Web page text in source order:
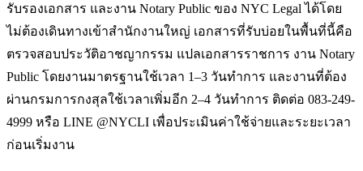
รับรองเอกสาร และงาน Notary Public ของ NYC Legal ได้โดย
ไม่ต้องเดินทางเข้าสำนักงานใหญ่ เอกสารที่รับบ่อยในพื้นที่นี้คือ
ตรวจสอบประวัติอาชญากรรม แปลเอกสารราชการ งาน Notary
Public โดยงานมาตรฐานใช้เวลา 1–3 วันทำการ และงานที่ต้อง
ผ่านกรมการกงสุลใช้เวลาเพิ่มอีก 2–4 วันทำการ ติดต่อ 083-249-
4999 หรือ LINE @NYCLI เพื่อประเมินค่าใช้จ่ายและระยะเวลา
ก่อนเริ่มงาน